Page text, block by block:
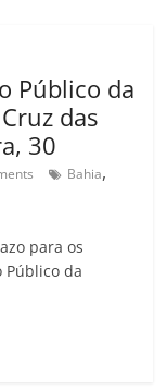
Público da
das
30
Bahia,
para os
Público da